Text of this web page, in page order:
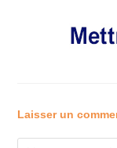
Laisser un